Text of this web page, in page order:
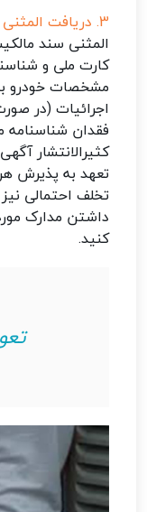
3. دریافت المثنی سند مالکیت خودرو:
المثنی سند
کارت ملی و
مشخصات خودرو
اجرائیات (در
فقدان شناسنامه
تعهد به پذیرش
تخلف احتمالی
داشتن مدارک
کنید.